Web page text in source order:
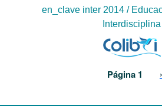
en_clave inter 2014 /
Interdisciplina
Página 1